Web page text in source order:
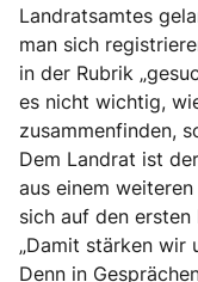
Landratsamtes
man sich
in der Rubrik
es nicht wichtig,
zusammenfinden,
Dem Landrat ist
aus einem
sich auf den
„Damit stärken wir
Denn in